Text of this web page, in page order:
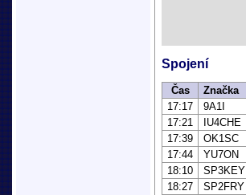
Spojení
Čas Značka
17:17
9A1I
17:21
IU4CHE
17:39
OK1SC
17:44
YU7ON
18:10
SP3KEY
18:27
SP2FRY